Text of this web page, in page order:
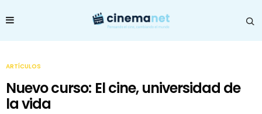
ARTÍCULOS
Nuevo curso: El cine, universidad de
la vida